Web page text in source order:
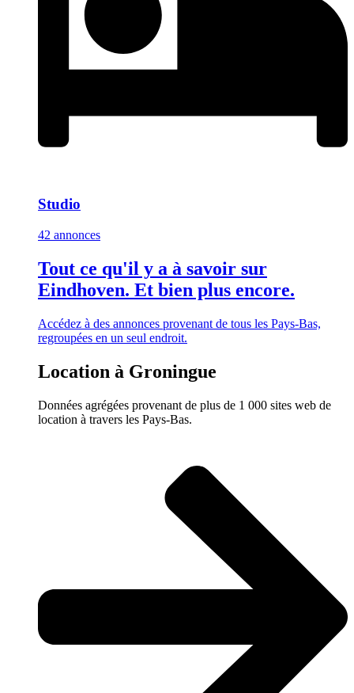
Studio
42 annonces
Tout ce qu'il y a à savoir sur
Eindhoven. Et bien plus encore.
Accédez à des annonces provenant de tous les Pays-Bas,
regroupées en un seul endroit.
Location à Groningue
Données agrégées provenant de plus de 1 000 sites web de
location à travers les Pays-Bas.